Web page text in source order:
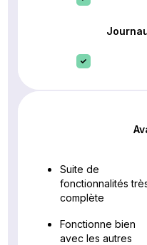
Suite de
fonctionnalités
complète
Fonctionne bien
avec les autres